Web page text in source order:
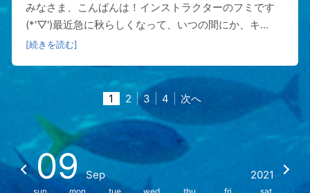
みなさま、こんばんは！インストラクターのフミです
(*'▽')最近急に秋らしくなって、いつの間にか、キ...
[続きを読む]
1 2 3 4 次へ
09 Sep 2021